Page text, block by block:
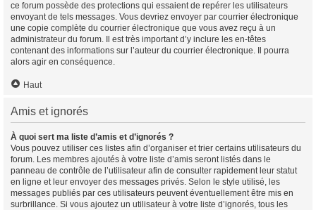
ce forum possède des protections qui essaient de repérer les utilisateurs
envoyant de tels messages. Vous devriez envoyer par courrier électronique
une copie complète du courrier électronique que vous avez reçu à un
administrateur du forum. Il est très important d’y inclure les en-têtes
contenant des informations sur l’auteur du courrier électronique. Il pourra
alors agir en conséquence.
Haut
Amis et ignorés
À quoi sert ma liste d’amis et d’ignorés ?
Vous pouvez utiliser ces listes afin d’organiser et trier certains utilisateurs du
forum. Les membres ajoutés à votre liste d’amis seront listés dans le
panneau de contrôle de l’utilisateur afin de consulter rapidement leur statut
en ligne et leur envoyer des messages privés. Selon le style utilisé, les
messages publiés par ces utilisateurs peuvent éventuellement être mis en
surbrillance. Si vous ajoutez un utilisateur à votre liste d’ignorés, tous les